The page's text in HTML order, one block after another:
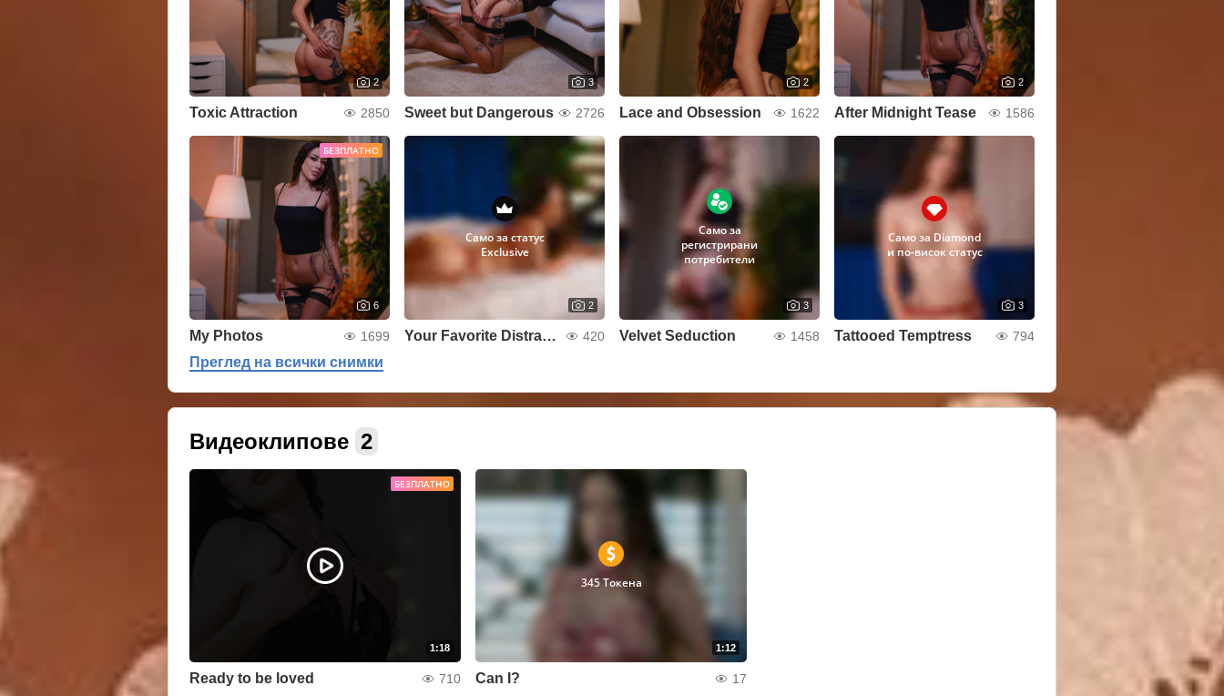
2
Toxic Attraction 2850
3
Sweet but Dangerous 2726
2
Lace and Obsession 1622
2
After Midnight Tease 1586
БЕЗПЛАТНО
6
My Photos 1699
Само за статус
Exclusive
2
Your Favorite Distraction 😈 420
Само за
регистрирани
потребители
3
Velvet Seduction 1458
Само за Diamond
и по-висок статус
3
Tattooed Temptress 794
Преглед на всички снимки
Видеоклипове 2
БЕЗПЛАТНО
1:18
Ready to be loved 710
1:12
345 Токена
Can I? 17